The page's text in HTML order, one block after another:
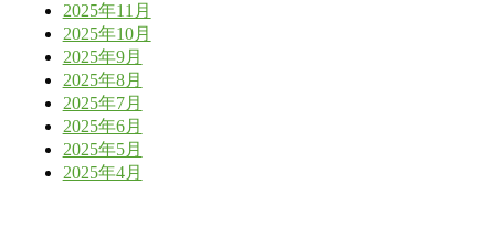
2025年11月
2025年10月
2025年9月
2025年8月
2025年7月
2025年6月
2025年5月
2025年4月